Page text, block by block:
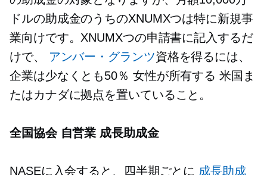
ドルの助成金のうちのXNUMXつは特に新規事
業向けです。XNUMXつの申請書に記入するだ
けで、
アンバー・グランツ資格を得るには、
企業は少なくとも50％ 女性が所有する 米国ま
たはカナダに拠点を置いていること。
全国協会 自営業 成長助成金
NASEに入会すると、四半期ごとに 成長助成